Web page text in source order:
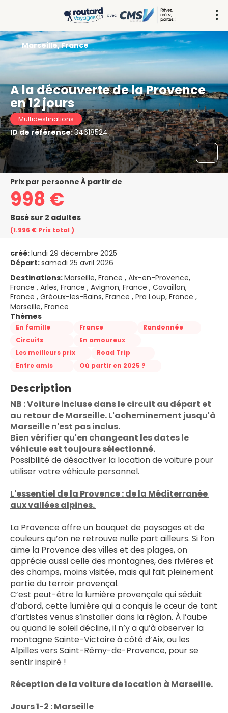
A la découverte de la Provence
en 12 jours
Multidestinations
ID de référence:34618524
Marseille, France
prix par personne À partir de
998 €
Basé sur 2 adultes
(1.996 € Prix ​​total )
créé:lundi 29 décembre 2025
Départ:samedi 25 avril 2026
Destinations:Marseille, France , Aix-en-Provence,
France , Arles, France , Avignon, France , Cavaillon,
France , Gréoux-les-Bains, France , Pra Loup, France ,
Marseille, France
Thèmes
En famille France
Randonnée
Circuits
En amoureux
Les meilleurs prix
Road Trip
Entre amis
Où partir en 2025 ?
Description
NB : Voiture incluse dans le circuit au départ et
au retour de Marseille. L'acheminement jusqu'à
Marseille n'est pas inclus.
Bien vérifier qu'en changeant les dates le
véhicule est toujours sélectionné.
Possibilité de désactiver la location de voiture pour
utiliser votre véhicule personnel.
L'essentiel de la Provence : de la Méditerranée
aux vallées alpines.
La Provence offre un bouquet de paysages et de
couleurs qu’on ne retrouve nulle part ailleurs. Si l’on
aime la Provence des villes et des plages, on
apprécie aussi celle des montagnes, des rivières et
des champs, moins visitée, mais qui fait pleinement
partie du terroir provençal.
C’est peut-être la lumière provençale qui séduit
d’abord, cette lumière qui a conquis le cœur de tant
d’artistes venus s’installer dans la région. À l’aube
ou quand le soleil décline, il n’y a qu’à observer la
montagne Sainte-Victoire à côté d’Aix, ou les
Alpilles vers Saint-Rémy-de-Provence, pour se
sentir inspiré !
Réception de la voiture de location à Marseille.
Jours 1-2 : Marseille